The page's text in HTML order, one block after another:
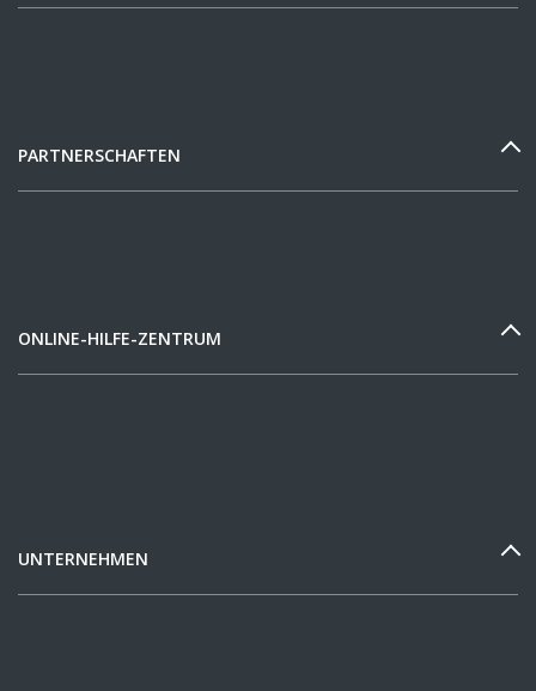
PARTNERSCHAFTEN
ONLINE-HILFE-ZENTRUM
UNTERNEHMEN